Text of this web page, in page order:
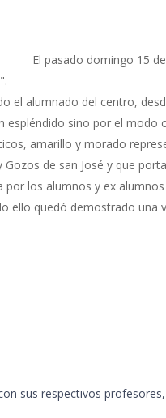
El pasado domingo 15
el alumnado del centro,
espléndido sino por el modo
amarillo y morado
de san José y que
los alumnos y ex
ello quedó demostrado una
sus respectivos